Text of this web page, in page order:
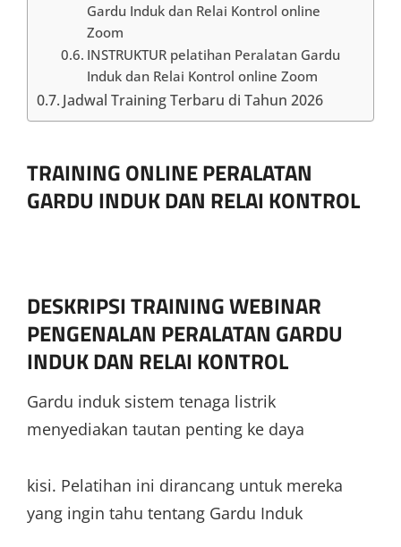
Gardu Induk dan Relai Kontrol online
Zoom
INSTRUKTUR pelatihan Peralatan Gardu
Induk dan Relai Kontrol online Zoom
Jadwal Training Terbaru di Tahun 2026
TRAINING ONLINE PERALATAN
GARDU INDUK DAN RELAI KONTROL
DESKRIPSI TRAINING WEBINAR
PENGENALAN PERALATAN GARDU
INDUK DAN RELAI KONTROL
Gardu induk sistem tenaga listrik
menyediakan tautan penting ke daya
kisi. Pelatihan ini dirancang untuk mereka
yang ingin tahu tentang Gardu Induk